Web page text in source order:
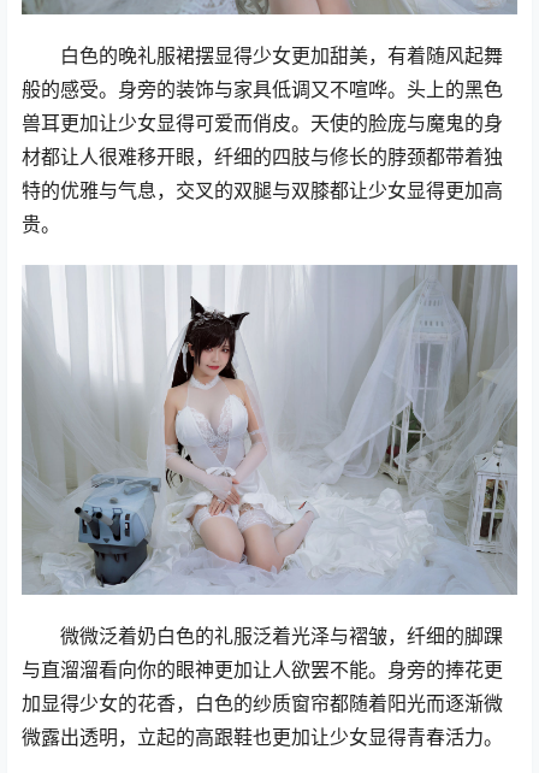
白色的晚礼服裙摆显得少女更加甜美，有着随风起舞
般的感受。身旁的装饰与家具低调又不喧哗。头上的黑色
兽耳更加让少女显得可爱而俏皮。天使的脸庞与魔鬼的身
材都让人很难移开眼，纤细的四肢与修长的脖颈都带着独
特的优雅与气息，交叉的双腿与双膝都让少女显得更加高
贵。
微微泛着奶白色的礼服泛着光泽与褶皱，纤细的脚踝
与直溜溜看向你的眼神更加让人欲罢不能。身旁的捧花更
加显得少女的花香，白色的纱质窗帘都随着阳光而逐渐微
微露出透明，立起的高跟鞋也更加让少女显得青春活力。